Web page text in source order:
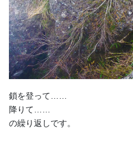
鎖を登って……
降りて……
の繰り返しです。